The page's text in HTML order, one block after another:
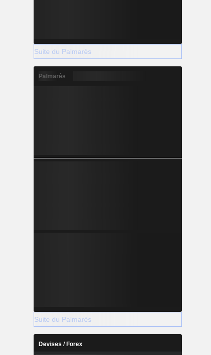
Suite du Palmarès
Palmarès
Suite du Palmarès
Devises / Forex